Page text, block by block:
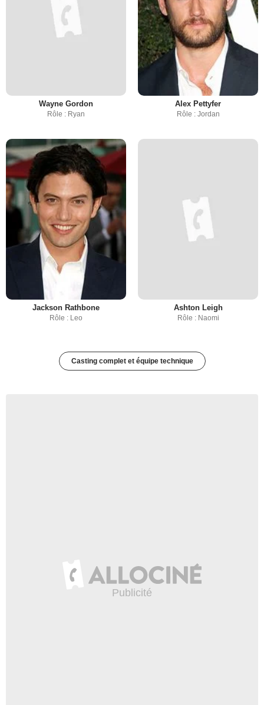
Wayne Gordon
Rôle : Ryan
Alex Pettyfer
Rôle : Jordan
Jackson Rathbone
Rôle : Leo
Ashton Leigh
Rôle : Naomi
Casting complet et équipe technique